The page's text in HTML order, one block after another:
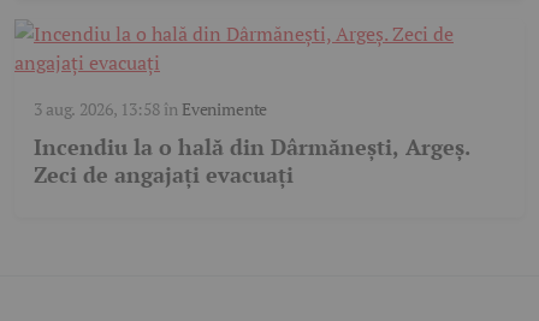
3 aug. 2026, 13:58în Evenimente
Incendiu la o hală din Dârmănești, Argeș.
Zeci de angajați evacuați